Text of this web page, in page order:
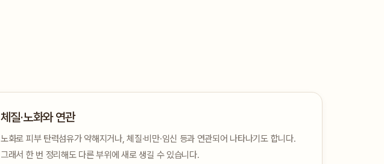
체질·노화와 연관
노화로 피부 탄력섬유가 약해지거나, 체질·비만·임신 등과 연관되어 나타나기도 합니다.
그래서 한 번 정리해도 다른 부위에 새로 생길 수 있습니다.